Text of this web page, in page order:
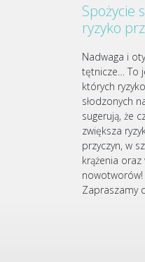
Spożycie
ryzyko
Nadwaga i
tętnicze… To
których
słodzonych
sugerują, że
zwiększa
przyczyn, w
krążenia
nowotworów!
Zapraszamy